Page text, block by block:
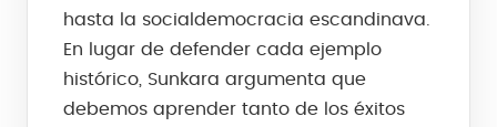
hasta la socialdemocracia escandinava.
En lugar de defender cada ejemplo
histórico, Sunkara argumenta que
debemos aprender tanto de los éxitos